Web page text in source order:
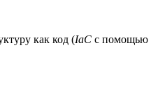
как код (IaC с помощью